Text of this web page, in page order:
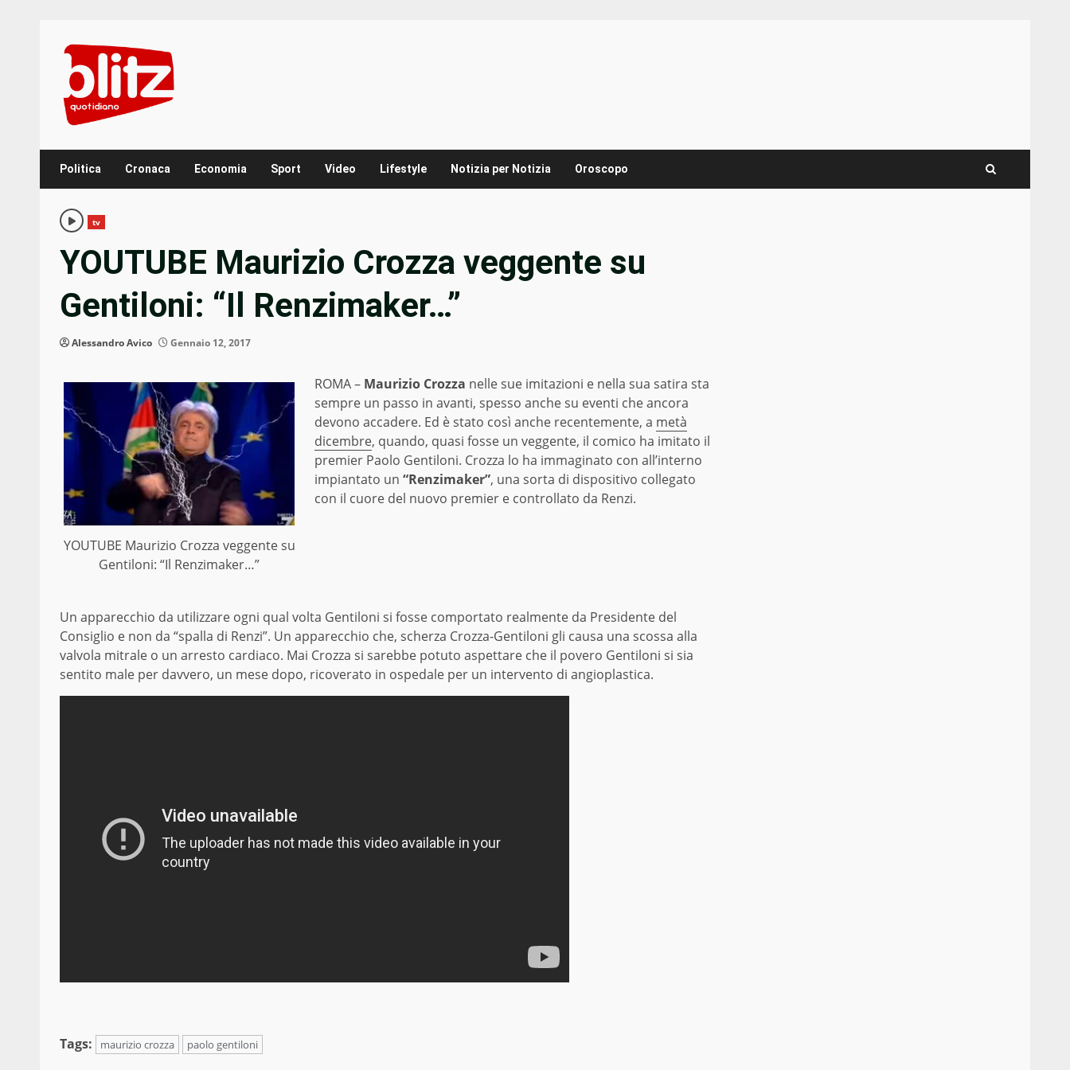
content
Politica Cronaca Economia Sport Video Lifestyle Notizia per Notizia Oroscopo
tv
YOUTUBE Maurizio Crozza veggente su
Gentiloni: “Il Renzimaker…”
Alessandro Avico Gennaio 12, 2017
YOUTUBE Maurizio Crozza veggente su
Gentiloni: “Il Renzimaker…”
ROMA – Maurizio Crozza nelle sue imitazioni e nella sua satira sta
sempre un passo in avanti, spesso anche su eventi che ancora
devono accadere. Ed è stato così anche recentemente, a metà
dicembre, quando, quasi fosse un veggente, il comico ha imitato il
premier Paolo Gentiloni. Crozza lo ha immaginato con all’interno
impiantato un “Renzimaker”, una sorta di dispositivo collegato
con il cuore del nuovo premier e controllato da Renzi.
Un apparecchio da utilizzare ogni qual volta Gentiloni si fosse comportato realmente da Presidente del
Consiglio e non da “spalla di Renzi”. Un apparecchio che, scherza Crozza-Gentiloni gli causa una scossa alla
valvola mitrale o un arresto cardiaco. Mai Crozza si sarebbe potuto aspettare che il povero Gentiloni si sia
sentito male per davvero, un mese dopo, ricoverato in ospedale per un intervento di angioplastica.
Tags: maurizio crozza paolo gentiloni